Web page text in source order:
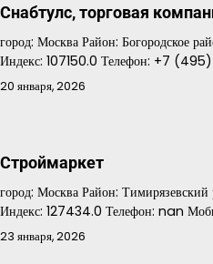
Снабтулс, торговая
город: Москва Район: Богородское
Индекс: 107150.0 Телефон: +7
20 января, 2026
Строймаркет
город: Москва Район:
Индекс: 127434.0 Телефон: nan
23 января, 2026